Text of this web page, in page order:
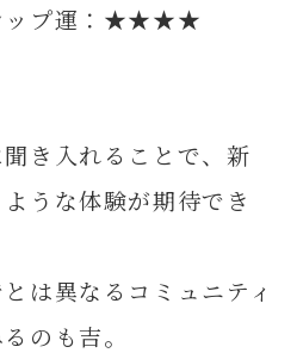
ップ運：★★★★
き入れることで、新
うな体験が期待でき
は異なるコミュニティ
のも吉。